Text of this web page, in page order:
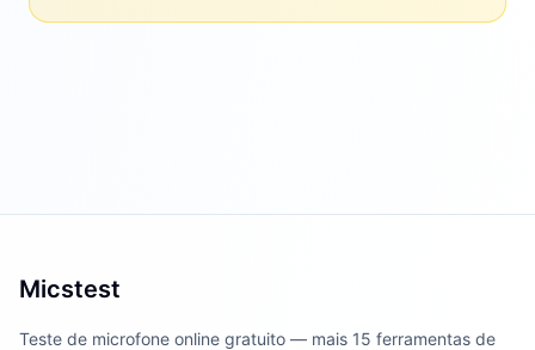
Micstest
Teste de microfone online gratuito — mais 15 ferramentas de